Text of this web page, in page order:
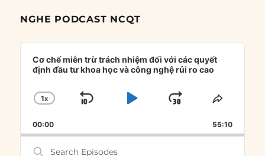
NGHE PODCAST NCQT
Audio
Player
Cơ chế miễn trừ trách nhiệm đối với các quyết
định đầu tư khoa học và công nghệ rủi ro cao
CHANGE
RATE
1X
SKIP
PLAYJUMP
FORWARD
SHARE
00:00 55:10
Search